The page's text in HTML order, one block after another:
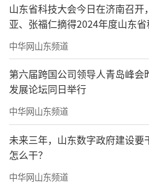
7月11日，菏泽市中
化服务月之中医药文化
帷幕，妙手银针、耳穴
长，为市民们提供贴心
急救演示环节，专业的医
生动地展示了各种紧急情
括心肺复苏、海姆立克
面对突发状况时能够多
心，为生命争取更多的可能
山东省科技大会今日在济南召开
亚、张福仁摘得2024年度山东
奖最高奖！
中华网山东频道
第六届跨国公司领导人青岛峰
发展论坛同日举行
中华网山东频道
未来三年，山东数字政府建设要
怎么干？
中华网山东频道